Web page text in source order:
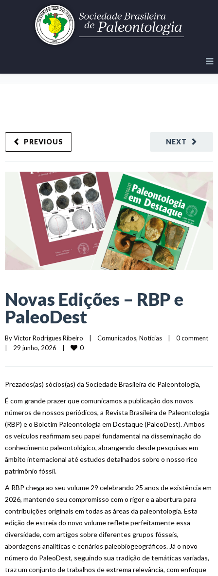
NEXT
PREVIOUS
Novas Edições – RBP e
PaleoDest
By Victor Rodrigues Ribeiro | Comunicados, Notícias |
0 comment
|
29 junho, 2026 | 0
Prezados(as) sócios(as) da Sociedade Brasileira de Paleontologia,
É com grande prazer que comunicamos a publicação dos novos
números de nossos periódicos, a Revista Brasileira de Paleontologia
(RBP) e o Boletim Paleontologia em Destaque (PaleoDest). Ambos
os veículos reafirmam seu papel fundamental na disseminação do
conhecimento paleontológico, abrangendo desde pesquisas em
âmbito internacional até estudos detalhados sobre o nosso rico
patrimônio fóssil.
A RBP chega ao seu volume 29 celebrando 25 anos de existência em
2026, mantendo seu compromisso com o rigor e a abertura para
contribuições originais em todas as áreas da paleontologia. Esta
edição de estreia do novo volume reflete perfeitamente essa
diversidade, com artigos sobre diferentes grupos fósseis,
abordagens analíticas e cenários paleobiogeográficos. Já o novo
número do PaleoDest, seguindo sua tradição de temáticas variadas,
traz um conjunto de trabalhos de extrema relevância, com enfoque